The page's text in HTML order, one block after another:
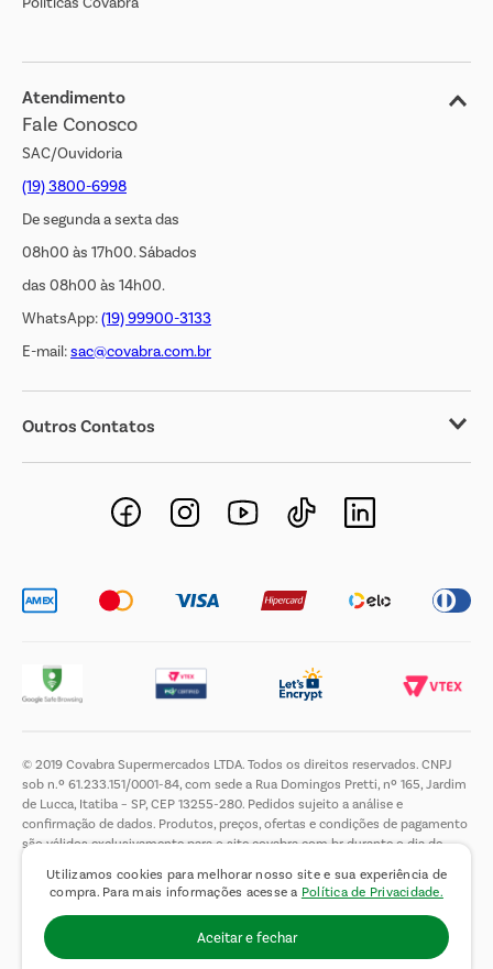
Utilizamos cookies para melhorar nosso site e sua experiência de
compra. Para mais informações acesse a Política de Privacidade.
Aceitar e fechar
Cliente Bem Estar
Jornal de Ofertas
Transparência Salarial
Atendimento
Fale Conosco
SAC/Ouvidoria
(19) 3800-6998
De segunda a sexta das
08h00 às 17h00. Sábados
das 08h00 às 14h00.
WhatsApp:(19) 99900-3133
E-mail:sac@covabra.com.br
Outros Contatos
Negócios Imobiliários
Novos Fornecedores
© 2019 Covabra Supermercados LTDA. Todos os direitos reservados. CNPJ
sob n.º 61.233.151/0001-84, com sede a Rua Domingos Pretti, nº 165, Jardim
de Lucca, Itatiba – SP, CEP 13255-280. Pedidos sujeito a análise e
confirmação de dados. Produtos, preços, ofertas e condições de pagamento
são válidos exclusivamente para o site covabra.com.br durante o dia de
de limitar a quantidade máxima de produtos por compra por cliente. Não
vendemos no atacado. Fotos meramente ilustrativas.É proibida a venda e a
entrega de bebidas alcoólicas a menores de 18 (dezoito) anos, conforme Lei
n.° 8069/90, art. 81, inciso II (Estatuto da Criança e do Adolescente).